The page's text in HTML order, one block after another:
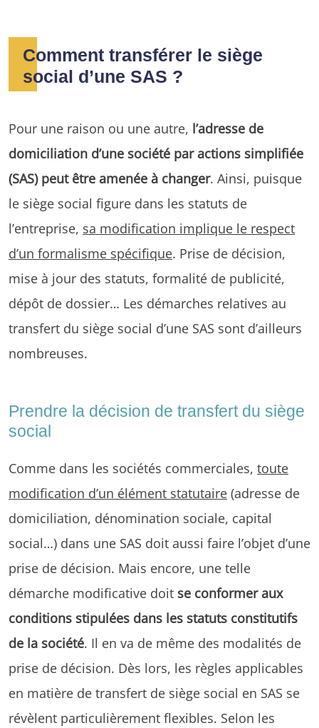
Comment transférer le siège
social d’une SAS ?
Pour une raison ou une autre, l’adresse de
domiciliation d’une société par actions simplifiée
(SAS) peut être amenée à changer. Ainsi, puisque
le siège social figure dans les statuts de
l’entreprise, sa modification implique le respect
d’un formalisme spécifique. Prise de décision,
mise à jour des statuts, formalité de publicité,
dépôt de dossier… Les démarches relatives au
transfert du siège social d’une SAS sont d’ailleurs
nombreuses.
Prendre la décision de transfert du siège
social
Comme dans les sociétés commerciales, toute
modification d’un élément statutaire (adresse de
domiciliation, dénomination sociale, capital
social…) dans une SAS doit aussi faire l’objet d’une
prise de décision. Mais encore, une telle
démarche modificative doit se conformer aux
conditions stipulées dans les statuts constitutifs
de la société. Il en va de même des modalités de
prise de décision. Dès lors, les règles applicables
en matière de transfert de siège social en SAS se
révèlent particulièrement flexibles. Selon les